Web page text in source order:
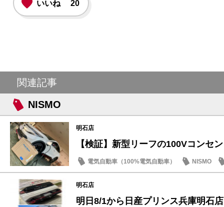
いいね 20
関連記事
NISMO
明石店
【検証】新型リーフの100Vコンセ
電気自動車（100%電気自動車）
NISMO
SDGs
明石店
明日8/1から日産プリンス兵庫明石